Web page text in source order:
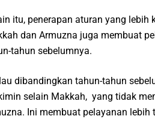
itu, penerapan aturan yang lebih
dan Armuzna juga membuat
tahun sebelumnya.
dibandingkan tahun-tahun
selain Makkah, yang tidak
Ini membuat pelayanan lebih